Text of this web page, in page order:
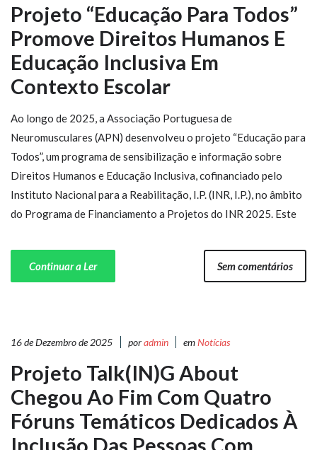
Projeto “Educação Para Todos”
Promove Direitos Humanos E
Educação Inclusiva Em
Contexto Escolar
Ao longo de 2025, a Associação Portuguesa de
Neuromusculares (APN) desenvolveu o projeto “Educação para
Todos”, um programa de sensibilização e informação sobre
Direitos Humanos e Educação Inclusiva, cofinanciado pelo
Instituto Nacional para a Reabilitação, I.P. (INR, I.P.), no âmbito
do Programa de Financiamento a Projetos do INR 2025. Este
Continuar a Ler Sem comentários
16 de Dezembro de 2025 poradmin emNotícias
Projeto Talk(IN)g About
Chegou Ao Fim Com Quatro
Fóruns Temáticos Dedicados À
Inclusão Das Pessoas Com